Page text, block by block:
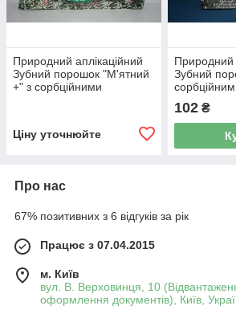
Природний аплікаційний
Зубний порошок "М'ятний
+" з сорбційними
Ціну уточнюйте
Природний
Зубний
102₴
Про нас
67% позитивних з 6 відгуків за рік
Працює з 07.04.2015
м. Київ
вул. В. Верховинця, 10
оформлення документів), Київ,